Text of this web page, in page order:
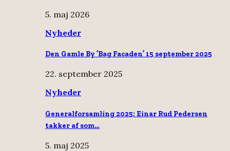
5. maj 2026
Nyheder
Den Gamle By ’Bag Facaden’ 15 september 2025
22. september 2025
Nyheder
Generalforsamling 2025: Einar Rud Pedersen
takker af som…
5. maj 2025